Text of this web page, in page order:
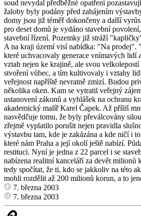
soud nevydal předběžné opatření
žaloby byly podány před zahájením
domy jsou již téměř dokončeny a další
pro deset domů je vydáno stavební
stavební řízení. Pozemky již stráží
A na kraji území visí nabídka: "Na prodej".
které uchvacovaly generace vnímavých lidí
vztah nejen ke krajině, ale svou velkolepostí
stvoření vůbec, a tím kultivovaly i vztahy
veřejnost napříště nevratně zmizí. Budou
několika oken. Kam se vytratil veřejný
ustanovení zákonů a vyhlášek na ochranu
akademický malíř Karel Čapek. Až příliš
nasvědčuje tomu, že byly převálcovány
zřejmě vyplatilo porušit nejen pravidla
výstavbu tam, kde je zakázána a kde ničí i
které nám Praha a její okolí ještě nabízí.
restituci. Nyní je jedna z 22 parcel i se
nabízena realitní kanceláří za devět milionů
tedy spočítat, že ti, kdo se jakkoliv na této
mohli rozdělit až 200 milionů korun, a to
7. března 2003
7. března 2003